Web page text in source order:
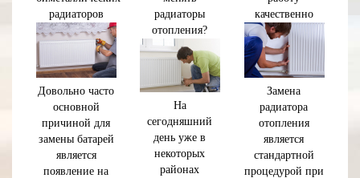
радиаторов
Довольно часто
основной
причиной для
замены батарей
является
появление на
радиаторы
отопления?
На
сегодняшний
день уже в
некоторых
районах
качественно
Замена
радиатора
отопления
является
стандартной
процедурой при